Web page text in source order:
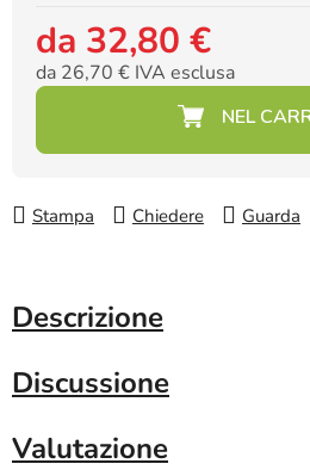
da 32,80 €
da 26,70 € IVA esclusa
Prezzo della misura:
Stampa Chiedere Guarda
Descrizione
Discussione
Valutazione